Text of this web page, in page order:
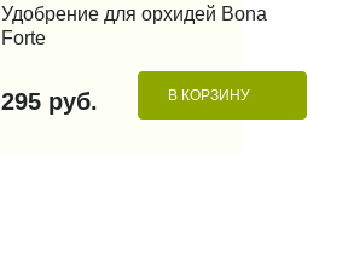
КУПИТЬ В 1 КЛИК
Удобрение для орхидей Bona
Forte
295 руб. В КОРЗИНУ